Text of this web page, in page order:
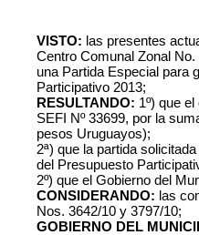
VISTO: las presentes
Centro Comunal Zonal
una Partida Especial para
Participativo 2013;
RESULTANDO: 1º) que
SEFI Nº 33699, por la
pesos Uruguayos);
2ª) que la partida
del Presupuesto
2º) que el Gobierno del
CONSIDERANDO: las
Nos. 3642/10 y 3797/10;
GOBIERNO DEL